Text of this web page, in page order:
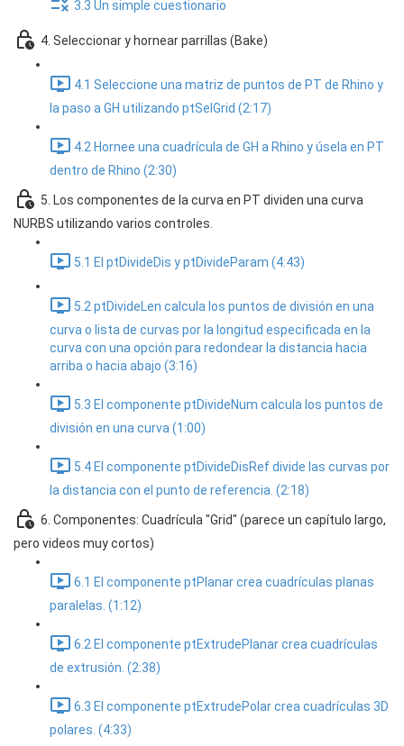
3.3 Un simple cuestionario
4. Seleccionar y hornear parrillas (Bake)
4.1 Seleccione una matriz de puntos de PT de Rhino y
la paso a GH utilizando ptSelGrid (2:17)
4.2 Hornee una cuadrícula de GH a Rhino y úsela en PT
dentro de Rhino (2:30)
5. Los componentes de la curva en PT dividen una curva
NURBS utilizando varios controles.
5.1 El ptDivideDis y ptDivideParam (4:43)
5.2 ptDivideLen calcula los puntos de división en una
curva o lista de curvas por la longitud especificada en la
curva con una opción para redondear la distancia hacia
arriba o hacia abajo (3:16)
5.3 El componente ptDivideNum calcula los puntos de
división en una curva (1:00)
5.4 El componente ptDivideDisRef divide las curvas por
la distancia con el punto de referencia. (2:18)
6. Componentes: Cuadrícula "Grid" (parece un capítulo largo,
pero videos muy cortos)
6.1 El componente ptPlanar crea cuadrículas planas
paralelas. (1:12)
6.2 El componente ptExtrudePlanar crea cuadrículas
de extrusión. (2:38)
6.3 El componente ptExtrudePolar crea cuadrículas 3D
polares. (4:33)